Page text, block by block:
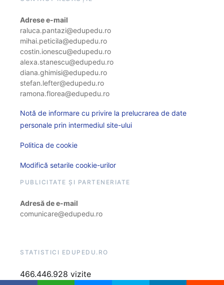
Adrese e-mail
raluca.pantazi@edupedu.ro
mihai.peticila@edupedu.ro
costin.ionescu@edupedu.ro
alexa.stanescu@edupedu.ro
diana.ghimisi@edupedu.ro
stefan.lefter@edupedu.ro
ramona.florea@edupedu.ro
Notă de informare cu privire la prelucrarea de date
personale prin intermediul site-ului
Politica de cookie
Modifică setarile cookie-urilor
PUBLICITATE ȘI PARTENERIATE
Adresă de e-mail
comunicare@edupedu.ro
STATISTICI EDUPEDU.RO
466.446.928 vizite